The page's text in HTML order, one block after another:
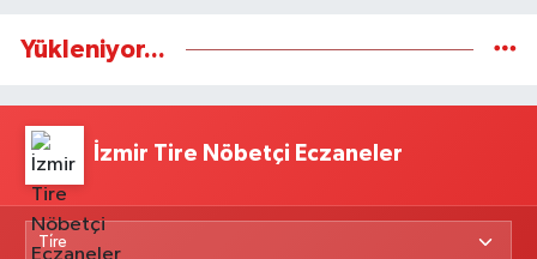
Yükleniyor...
İzmir Tire Nöbetçi Eczaneler